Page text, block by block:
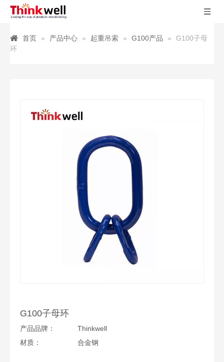
首页 » 产品中心 » 起重吊索 » G100产品 »
G100子母
环
G100子母环
产品品牌：
Thinkwell
材质：
合金钢